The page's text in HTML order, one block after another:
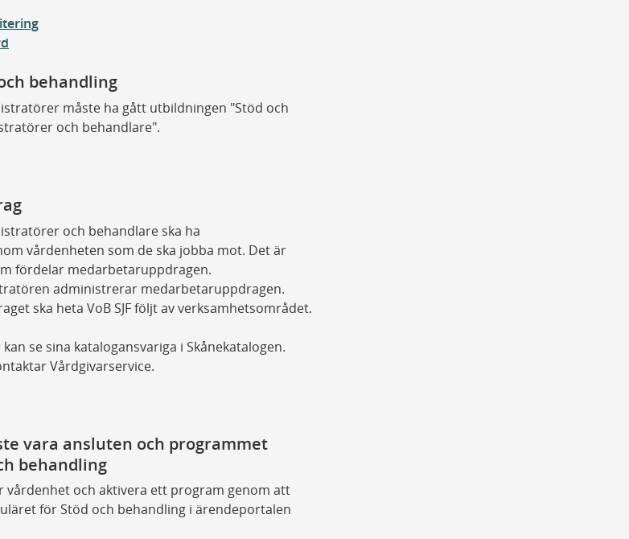
behandling
måste ha gått utbildningen "Stöd och
och behandlare".
och behandlare ska ha
vårdenheten som de ska jobba mot. Det är
fördelar medarbetaruppdragen.
administrerar medarbetaruppdragen.
ska heta VoB SJF följt av verksamhetsområdet.
se sina katalogansvariga i Skånekatalogen.
Vårdgivarservice.
vara ansluten och programmet
behandling
vårdenhet och aktivera ett program genom att
för Stöd och behandling i ärendeportalen